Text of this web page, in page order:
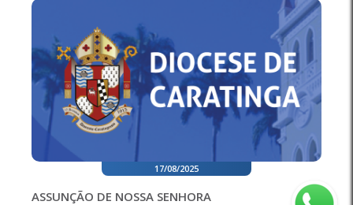
17/08/2025
ASSUNÇÃO DE NOSSA SENHORA